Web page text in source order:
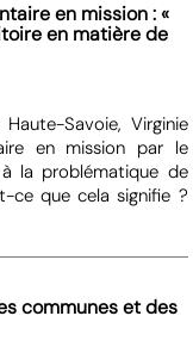
en mission : «
en matière de
Savoie, Virginie
en mission par le
la problématique de
ce que cela signifie ?
communes et des